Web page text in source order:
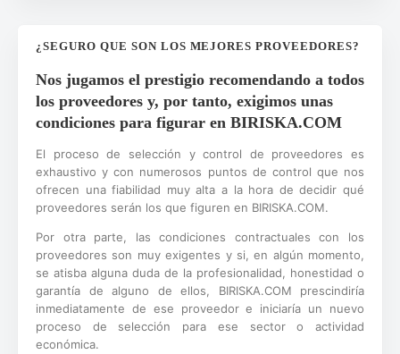
¿SEGURO QUE SON LOS MEJORES PROVEEDORES?
Nos jugamos el prestigio recomendando a todos
los proveedores y, por tanto, exigimos unas
condiciones para figurar en BIRISKA.COM
El proceso de selección y control de proveedores es
exhaustivo y con numerosos puntos de control que nos
ofrecen una fiabilidad muy alta a la hora de decidir qué
proveedores serán los que figuren en BIRISKA.COM.
Por otra parte, las condiciones contractuales con los
proveedores son muy exigentes y si, en algún momento,
se atisba alguna duda de la profesionalidad, honestidad o
garantía de alguno de ellos, BIRISKA.COM prescindiría
inmediatamente de ese proveedor e iniciaría un nuevo
proceso de selección para ese sector o actividad
económica.